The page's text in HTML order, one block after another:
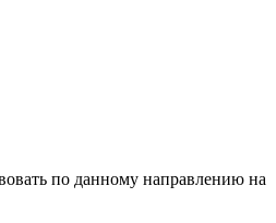
по данному направлению на